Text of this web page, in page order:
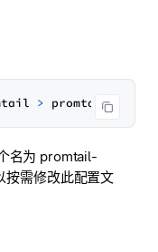
> promtail-
名为 promtail-
需修改此配置文